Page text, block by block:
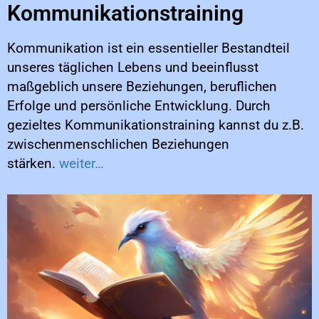
Kommunikationstraining
Kommunikation ist ein essentieller Bestandteil
unseres täglichen Lebens und beeinflusst
maßgeblich unsere Beziehungen, beruflichen
Erfolge und persönliche Entwicklung. Durch
gezieltes Kommunikationstraining kannst du z.B.
zwischenmenschlichen Beziehungen
stärken. weiter…